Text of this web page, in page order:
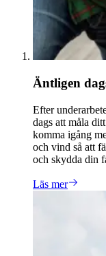
Äntligen
Efter
dags att måla
komma igång
och vind så att
och skydda din
Läs mer